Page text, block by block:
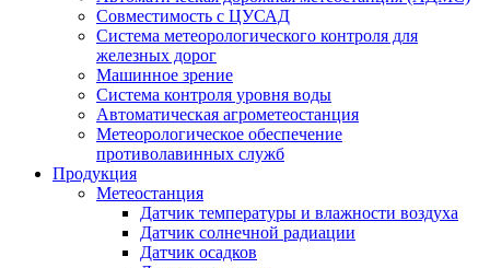
Совместимость с ЦУСАД
Система метеорологического контроля для
железных дорог
Машинное зрение
Система контроля уровня воды
Автоматическая агрометеостанция
Метеорологическое обеспечение
противолавинных служб
Продукция
Метеостанция
Датчик температуры и влажности воздуха
Датчик солнечной радиации
Датчик осадков